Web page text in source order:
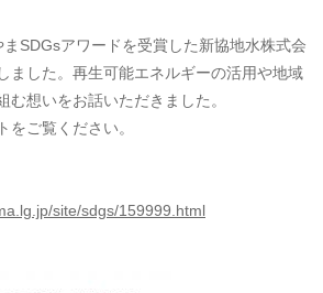
SDGsアワードを受賞した新協地水株式会
ました。再生可能エネルギーの活用や地域
む想いをお話いただきました。
をご覧ください。
site/sdgs/159999.html